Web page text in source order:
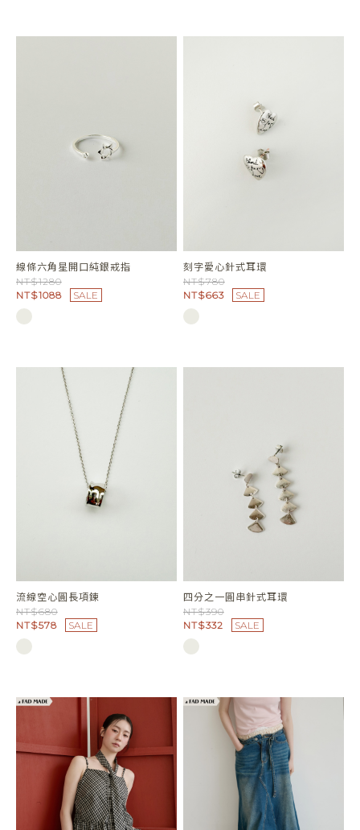
線條六角星開口純銀戒指
NT$1280
NT$1088
SALE
刻字愛心針式耳環
NT$780
NT$663
SALE
流線空心圓長項鍊
NT$680
NT$578
SALE
四分之一圓串針式耳環
NT$390
NT$332
SALE